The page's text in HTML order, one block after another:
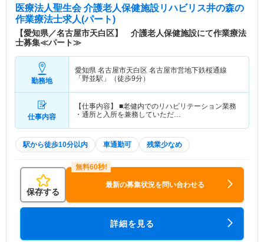
医療法人聖生会 介護老人保健施設リハビリス井の森の
作業療法士求人(パート)
【愛知県／名古屋市天白区】 介護老人保健施設にて作業療法
士募集≪パート≫
勤務地
愛知県 名古屋市天白区 名古屋市営地下鉄桜通線
「野並駅」（徒歩9分）
仕事内容
【仕事内容】 ■老健内でのリハビリテーション業務
・通所と入所を兼務していただ…
駅から徒歩10分以内 車通勤可 残業少なめ
保存する
最新の募集状況を問い合わせる
詳細を見る